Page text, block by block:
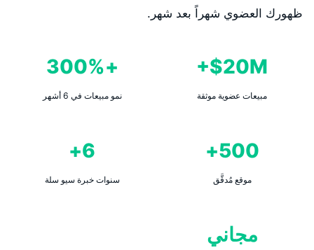
ظهورك العضوي شهراً بعد شهر.
20M$+
مبيعات عضوية موثقة
+300%
نمو مبيعات في 6 أشهر
500+
موقع مُدقَّق
6+
سنوات خبرة سيو سلة
مجاني